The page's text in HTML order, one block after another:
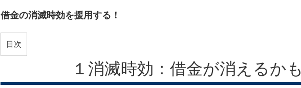
借金の消滅時効を援用する！
目次
１消滅時効：借金が消えるかも